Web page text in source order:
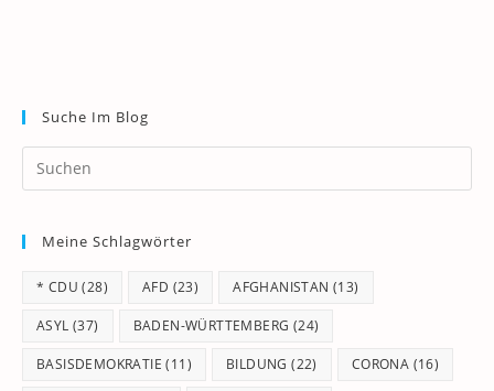
Suche Im Blog
Meine Schlagwörter
* CDU (28) AFD (23) AFGHANISTAN (13)
ASYL (37) BADEN-WÜRTTEMBERG (24)
BASISDEMOKRATIE (11) BILDUNG (22) CORONA (16)